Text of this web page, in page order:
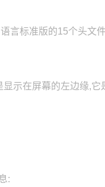
言标准版的15个头文
示在屏幕的左边缘,它
: